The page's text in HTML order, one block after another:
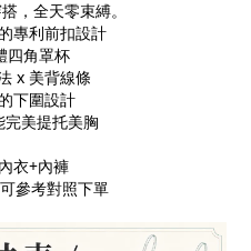
，全天零束縛。
專利前扣設計
四角罩杯
x 美背線條
下圍設計
完美提托美胸
衣+內褲
參考對照下單